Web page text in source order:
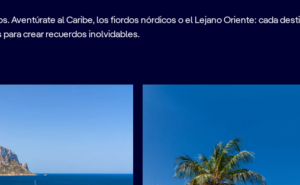
Aventúrate al Caribe, los fiordos nórdicos o el Lejano Oriente: cada
crear recuerdos inolvidables.